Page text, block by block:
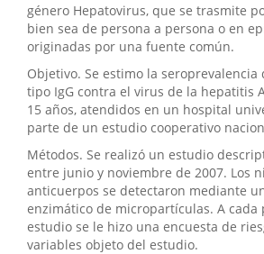
género Hepatovirus, que se trasmite
bien sea de persona a persona o en
originadas por una fuente común.
Objetivo. Se estimo la
tipo IgG contra el virus de la hepatitis
15 años, atendidos en un hospital
parte de un estudio cooperativo
Métodos. Se realizó un estudio
entre junio y noviembre de 2007. Los
anticuerpos se detectaron mediante
enzimático de micropartículas. A
estudio se le hizo una encuesta de
variables objeto del estudio.